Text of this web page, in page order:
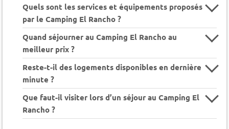
Quels sont les services et équipements proposés
par le Camping El Rancho ?
Quand séjourner au Camping El Rancho au
meilleur prix ?
Reste-t-il des logements disponibles en dernière
minute ?
Que faut-il visiter lors d’un séjour au Camping El
Rancho ?